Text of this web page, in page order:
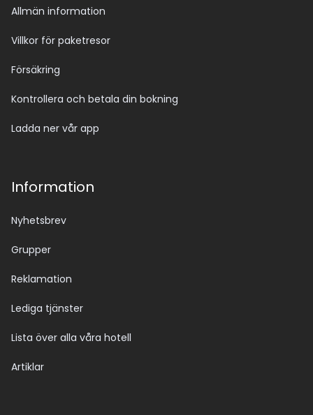
Allmän information
Villkor för paketresor
Försäkring
Kontrollera och betala din bokning
Ladda ner vår app
Information
Nyhetsbrev
Grupper
Reklamation
Lediga tjänster
Lista över alla våra hotell
Artiklar